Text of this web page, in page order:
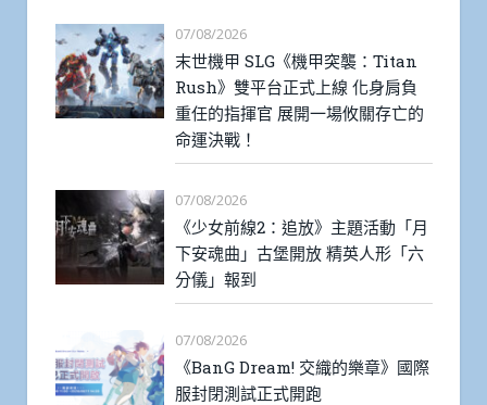
07/08/2026
末世機甲 SLG《機甲突襲：Titan
Rush》雙平台正式上線 化身肩負
重任的指揮官 展開一場攸關存亡的
命運決戰！
07/08/2026
《少女前線2：追放》主題活動「月
下安魂曲」古堡開放 精英人形「六
分儀」報到
07/08/2026
《BanG Dream! 交織的樂章》國際
服封閉測試正式開跑